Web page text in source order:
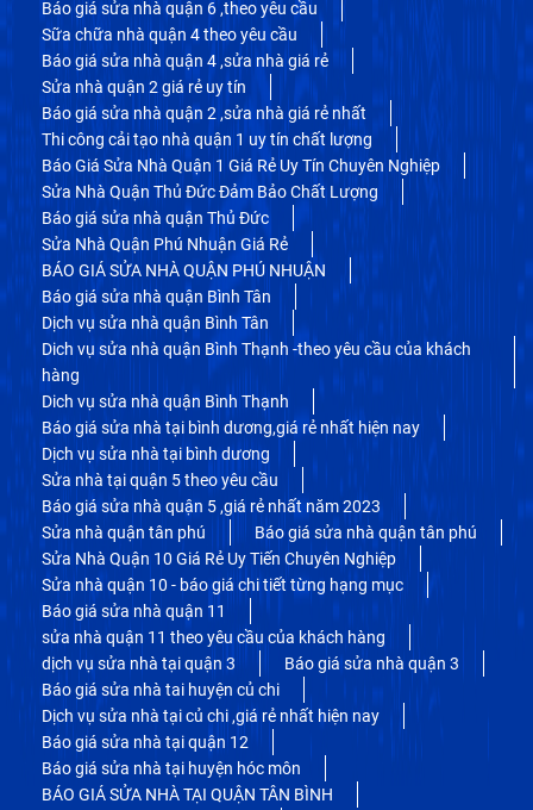
Báo giá sửa nhà quận 6 ,theo yêu cầu
Sữa chữa nhà quận 4 theo yêu cầu
Báo giá sửa nhà quận 4 ,sửa nhà giá rẻ
Sửa nhà quận 2 giá rẻ uy tín
Báo giá sửa nhà quận 2 ,sửa nhà giá rẻ nhất
Thi công cải tạo nhà quận 1 uy tín chất lượng
Báo Giá Sửa Nhà Quận 1 Giá Rẻ Uy Tín Chuyên Nghiệp
Sửa Nhà Quận Thủ Đức Đảm Bảo Chất Lượng
Báo giá sửa nhà quận Thủ Đức
Sửa Nhà Quận Phú Nhuận Giá Rẻ
BÁO GIÁ SỬA NHÀ QUẬN PHÚ NHUẬN
Báo giá sửa nhà quận Bình Tân
Dịch vụ sửa nhà quận Bình Tân
Dich vụ sửa nhà quận Bình Thạnh -theo yêu cầu của khách
hàng
Dich vụ sửa nhà quận Bình Thạnh
Báo giá sửa nhà tại bình dương,giá rẻ nhất hiện nay
Dịch vụ sửa nhà tại bình dương
Sửa nhà tại quận 5 theo yêu cầu
Báo giá sửa nhà quận 5 ,giá rẻ nhất năm 2023
Sửa nhà quận tân phú
Báo giá sửa nhà quận tân phú
Sửa Nhà Quận 10 Giá Rẻ Uy Tiến Chuyên Nghiệp
Sửa nhà quận 10 - báo giá chi tiết từng hạng mục
Báo giá sửa nhà quận 11
sửa nhà quận 11 theo yêu cầu của khách hàng
dịch vụ sửa nhà tại quận 3
Báo giá sửa nhà quận 3
Báo giá sửa nhà tai huyện củ chi
Dịch vụ sửa nhà tại củ chi ,giá rẻ nhất hiện nay
Báo giá sửa nhà tại quận 12
Báo giá sửa nhà tại huyện hóc môn
BÁO GIÁ SỬA NHÀ TẠI QUẬN TÂN BÌNH